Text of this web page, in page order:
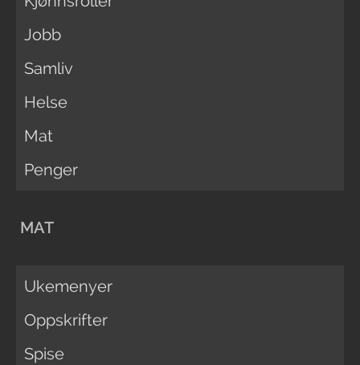
Jobb
Samliv
Helse
Mat
Penger
MAT
Ukemenyer
Oppskrifter
Spise